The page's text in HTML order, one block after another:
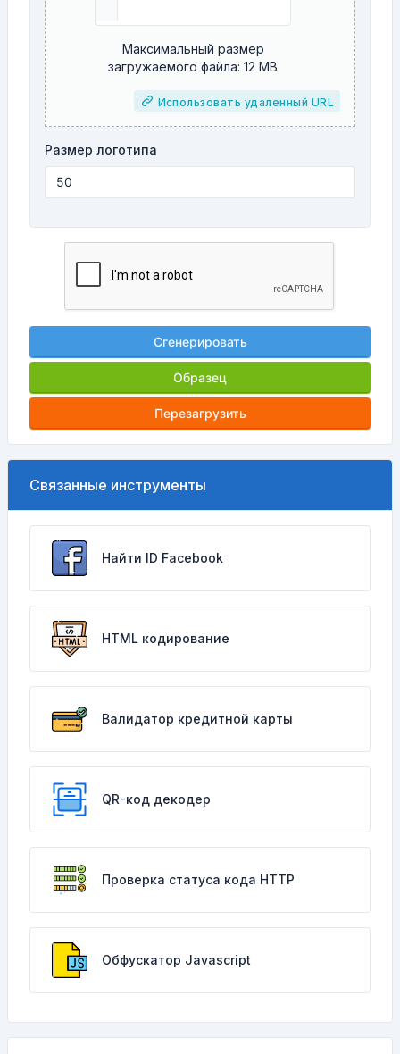
Максимальный размер
загружаемого файла: 12 MB
Использовать удаленный URL
Размер логотипа
Сгенерировать
Образец
Перезагрузить
Связанные инструменты
Найти ID Facebook
HTML кодирование
Валидатор кредитной карты
QR-код декодер
Проверка статуса кода HTTP
Обфускатор Javascript